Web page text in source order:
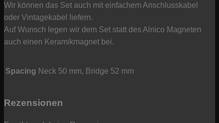
Wir können das Set auch mit einfachem Anschlusskabel
oder Vintagekabel liefern.
Auf Wunsch legen wir dem Set statt des Alnico Magneten
auch einen Keramikmagnet bei.
Spacing Neck 50 mm, Bridge 52 mm
Rezensionen